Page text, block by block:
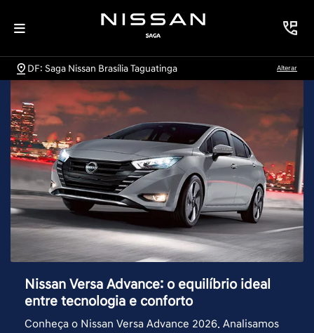
DF: Saga Nissan Brasília Taguatinga Alterar
Nissan Versa Advance: o equilíbrio ideal
entre tecnologia e conforto
Conheça o Nissan Versa Advance 2026. Analisamos